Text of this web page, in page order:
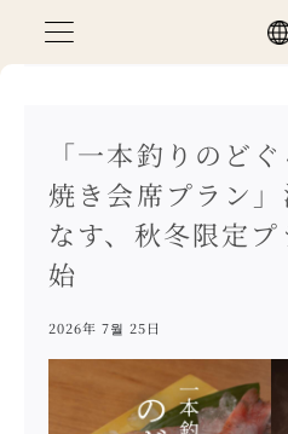
「一本釣りのど
焼き会席プラン
なす、秋冬限定
始
2026年 7월 25日